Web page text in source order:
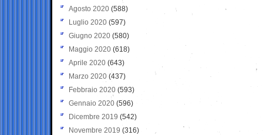
Agosto 2020 (588)
Luglio 2020 (597)
Giugno 2020 (580)
Maggio 2020 (618)
Aprile 2020 (643)
Marzo 2020 (437)
Febbraio 2020 (593)
Gennaio 2020 (596)
Dicembre 2019 (542)
Novembre 2019 (316)